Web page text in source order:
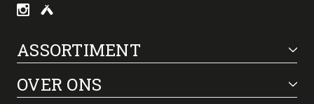
ASSORTIMENT
OVER ONS